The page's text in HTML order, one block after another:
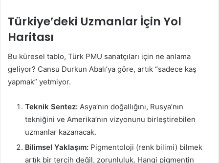
Türkiye’deki Uzmanlar İçin Yol
Haritası
Bu küresel tablo, Türk PMU sanatçıları için ne anlama
geliyor? Cansu Durkun Abalı’ya göre, artık “sadece kaş
yapmak” yetmiyor.
Teknik Sentez: Asya’nın doğallığını, Rusya’nın
tekniğini ve Amerika’nın vizyonunu birleştirebilen
uzmanlar kazanacak.
Bilimsel Yaklaşım: Pigmentoloji (renk bilimi) bilmek
artık bir tercih değil, zorunluluk. Hangi pigmentin